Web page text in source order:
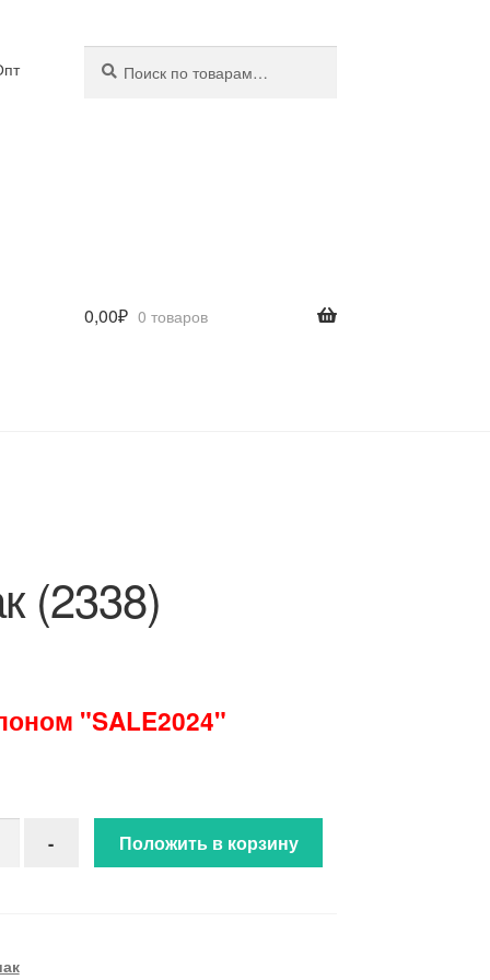
0,00₽ 0 товаров
(2338)
"SALE2024"
товара Зодиак (2338)
- Положить в корзину